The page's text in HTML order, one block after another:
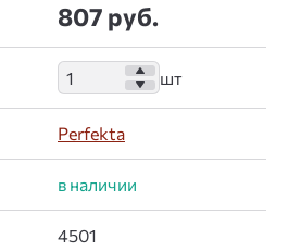
807 руб.
Perfekta